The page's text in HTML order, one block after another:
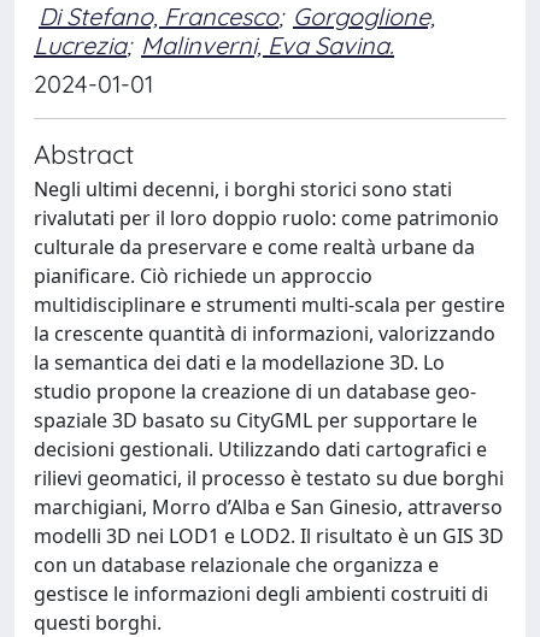
Di Stefano, Francesco; Gorgoglione,
Lucrezia; Malinverni, Eva Savina.
2024-01-01
Abstract
Negli ultimi decenni, i borghi storici sono stati
rivalutati per il loro doppio ruolo: come patrimonio
culturale da preservare e come realtà urbane da
pianificare. Ciò richiede un approccio
multidisciplinare e strumenti multi-scala per gestire
la crescente quantità di informazioni, valorizzando
la semantica dei dati e la modellazione 3D. Lo
studio propone la creazione di un database geo-
spaziale 3D basato su CityGML per supportare le
decisioni gestionali. Utilizzando dati cartografici e
rilievi geomatici, il processo è testato su due borghi
marchigiani, Morro d’Alba e San Ginesio, attraverso
modelli 3D nei LOD1 e LOD2. Il risultato è un GIS 3D
con un database relazionale che organizza e
gestisce le informazioni degli ambienti costruiti di
questi borghi.